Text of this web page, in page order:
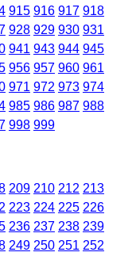
915 916 917 918
928 929 930 931
941 943 944 945
956 957 960 961
971 972 973 974
985 986 987 988
998 999
209 210 212 213
223 224 225 226
236 237 238 239
249 250 251 252